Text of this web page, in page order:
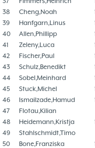
38
Cheng,Noah
39
Hanfgarn,Linus
40
Allen,Phillipp
41
Zeleny,Luca
42
Fischer,Paul
43
Schulz,Benedikt
44
Sobel,Meinhard
45
Stuck,Michel
46
Ismailzade,Hamud
47
Flotau,Kilian
48
Heidemann,Kristja
49
Stahlschmidt,Timo
50
Bone,Franziska